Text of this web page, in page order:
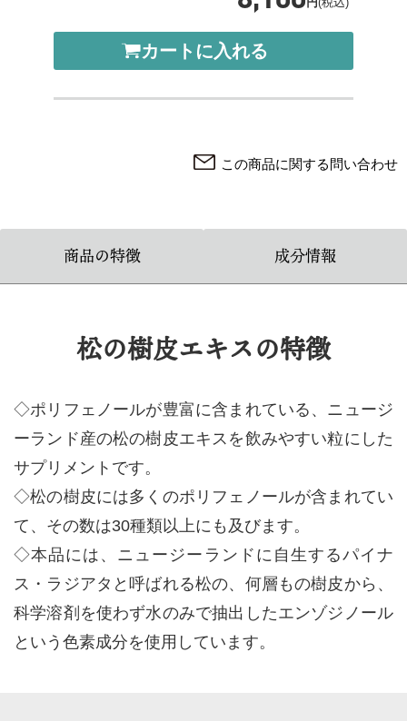
カートに入れる
この商品に関する問い合わせ
商品の特徴 成分情報
松の樹皮エキスの特徴
◇ポリフェノールが豊富に含まれている、ニュージ
ーランド産の松の樹皮エキスを飲みやすい粒にした
サプリメントです。
◇松の樹皮には多くのポリフェノールが含まれてい
て、その数は30種類以上にも及びます。
◇本品には、ニュージーランドに自生するパイナ
ス・ラジアタと呼ばれる松の、何層もの樹皮から、
科学溶剤を使わず水のみで抽出したエンゾジノール
という色素成分を使用しています。